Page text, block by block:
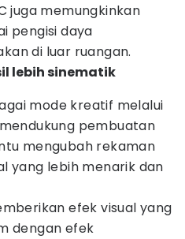
juga memungkinkan
pengisi daya
di luar ruangan.
lebih sinematik
mode kreatif melalui
pembuatan
mengubah rekaman
yang lebih menarik dan
efek visual yang
dengan efek